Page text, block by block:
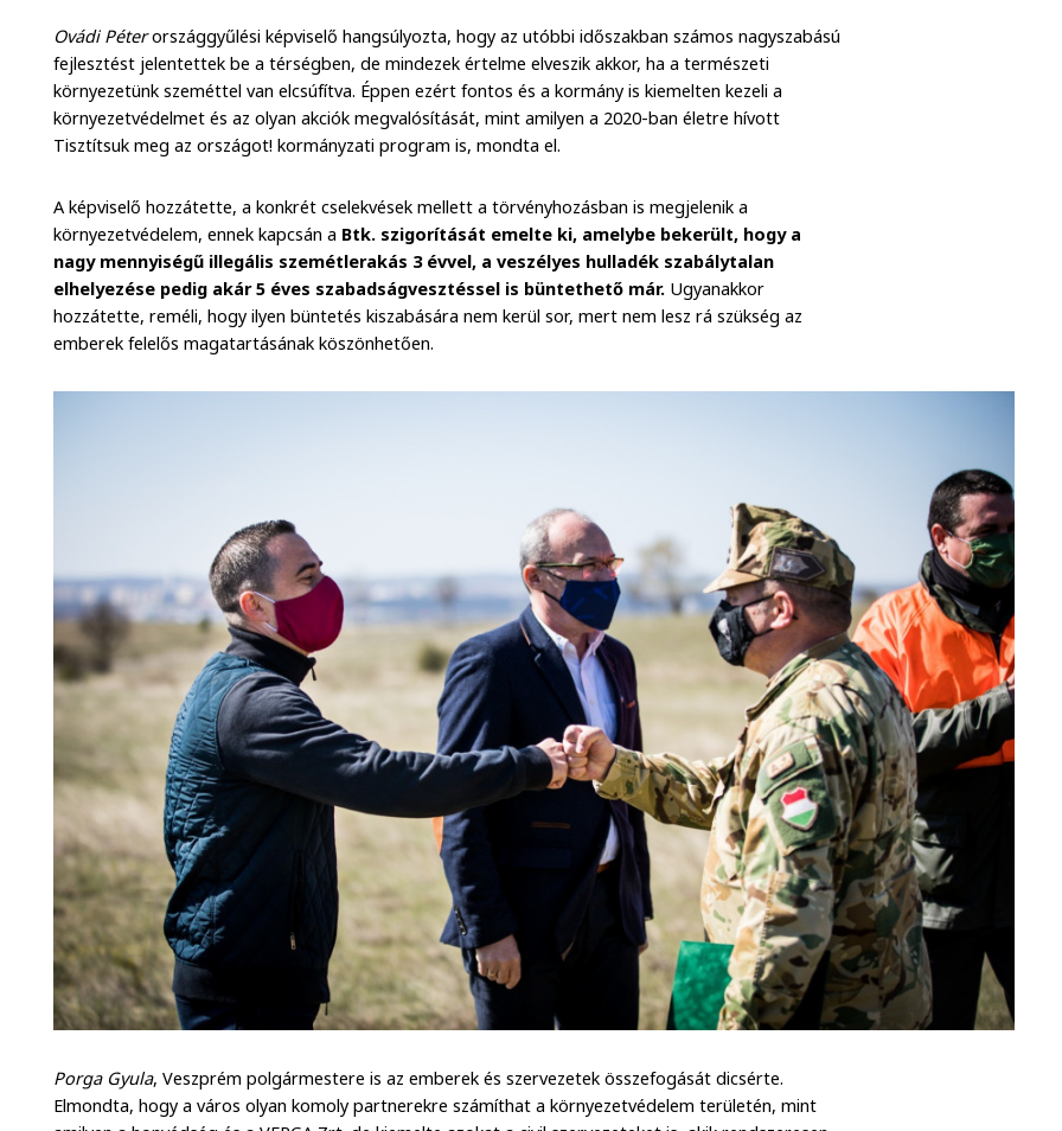
Ovádi Péterországgyűlési képviselő hangsúlyozta, hogy az utóbbi időszakban számos nagyszabású
fejlesztést jelentettek be a térségben, de mindezek értelme elveszik akkor, ha a természeti
környezetünk szeméttel van elcsúfítva. Éppen ezért fontos és a kormány is kiemelten kezeli a
környezetvédelmet és az olyan akciók megvalósítását, mint amilyen a 2020-ban életre hívott
Tisztítsuk meg az országot! kormányzati program is, mondta el.
A képviselő hozzátette, a konkrét cselekvések mellett a törvényhozásban is megjelenik a
környezetvédelem, ennek kapcsán a Btk. szigorítását emelte ki, amelybe bekerült, hogy a
nagy mennyiségű illegális szemétlerakás 3 évvel, a veszélyes hulladék szabálytalan
elhelyezése pedig akár 5 éves szabadságvesztéssel is büntethető már. Ugyanakkor
hozzátette, reméli, hogy ilyen büntetés kiszabására nem kerül sor, mert nem lesz rá szükség az
emberek felelős magatartásának köszönhetően.
Porga Gyula, Veszprém polgármestere is az emberek és szervezetek összefogását dicsérte.
Elmondta, hogy a város olyan komoly partnerekre számíthat a környezetvédelem területén, mint